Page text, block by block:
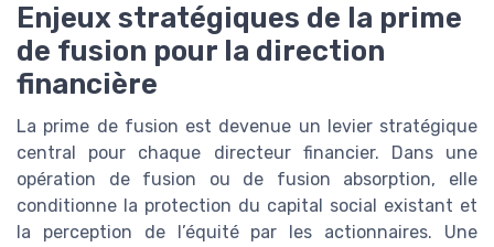
Enjeux stratégiques de la prime
de fusion pour la direction
financière
La prime de fusion est devenue un levier stratégique
central pour chaque directeur financier. Dans une
opération de fusion ou de fusion absorption, elle
conditionne la protection du capital social existant et
la perception de l’équité par les actionnaires. Une